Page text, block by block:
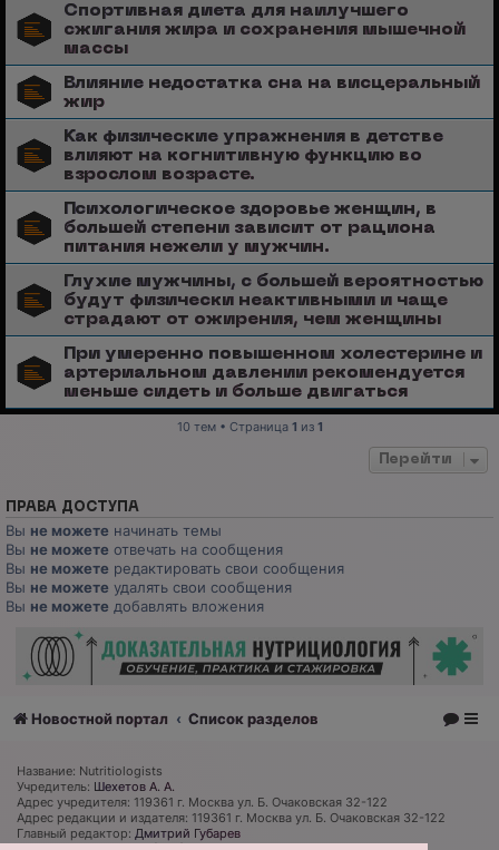
Спортивная диета для наилучшего
сжигания жира и сохранения мышечной
массы
Влияние недостатка сна на висцеральный
жир
Как физические упражнения в детстве
влияют на когнитивную функцию во
взрослом возрасте.
Психологическое здоровье женщин, в
большей степени зависит от рациона
питания нежели у мужчин.
Глухие мужчины, с большей вероятностью
будут физически неактивными и чаще
страдают от ожирения, чем женщины
При умеренно повышенном холестерине и
артериальном давлении рекомендуется
меньше сидеть и больше двигаться
10 тем • Страница 1 из 1
Перейти
ПРАВА ДОСТУПА
Вы не можете начинать темы
Вы не можете отвечать на сообщения
Вы не можете редактировать свои сообщения
Вы не можете удалять свои сообщения
Вы не можете добавлять вложения
Новостной портал Список разделов
Название: Nutritiologists
Учредитель: Шехетов А. А.
Адрес учредителя: 119361 г. Москва ул. Б. Очаковская 32-122
Адрес редакции и издателя: 119361 г. Москва ул. Б. Очаковская 32-122
Главный редактор: Дмитрий Губарев